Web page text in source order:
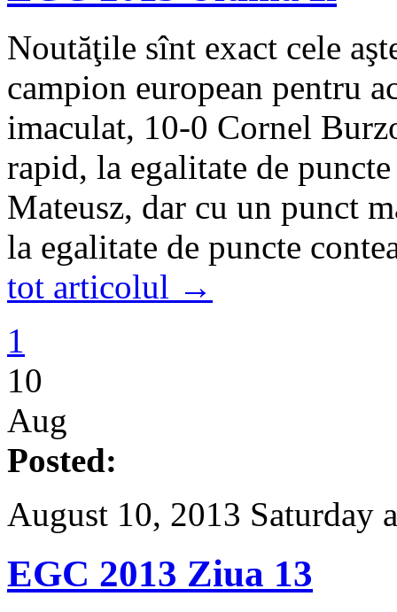
Noutăţile sînt exact cele
campion european pentru
imaculat, 10-0 Cornel
rapid, la egalitate de
Mateusz, dar cu un punct
la egalitate de puncte
tot articolul →
1
10
Aug
Posted:
August 10, 2013 Saturday
EGC 2013 Ziua 13